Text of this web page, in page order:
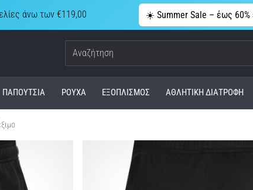
άνω των €119,00 ☀️ Summer Sale – έως 60%
ΠΑΠΟΎΤΣΙΑ ΡΟΎΧΑ ΕΞΟΠΛΙΣΜΌΣ ΑΘΛΗΤΙΚΉ ΔΙΑΤΡΟΦΉ